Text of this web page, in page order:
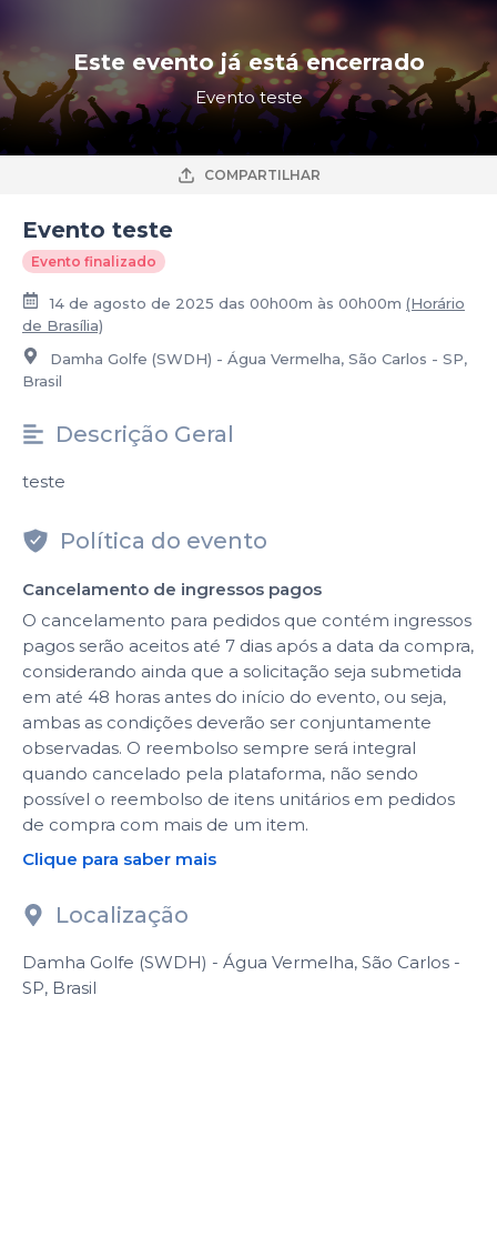
Este evento já está encerrado
Evento teste
COMPARTILHAR
Evento teste
Evento finalizado
14 de agosto de 2025 das 00h00m às 00h00m (Horário
de Brasília)
Damha Golfe (SWDH) - Água Vermelha, São Carlos - SP,
Brasil
Descrição Geral
teste
Política do evento
Cancelamento de ingressos pagos
O cancelamento para pedidos que contém ingressos
pagos serão aceitos até 7 dias após a data da compra,
considerando ainda que a solicitação seja submetida
em até 48 horas antes do início do evento, ou seja,
ambas as condições deverão ser conjuntamente
observadas. O reembolso sempre será integral
quando cancelado pela plataforma, não sendo
possível o reembolso de itens unitários em pedidos
de compra com mais de um item.
Clique para saber mais
Localização
Damha Golfe (SWDH) - Água Vermelha, São Carlos -
SP, Brasil